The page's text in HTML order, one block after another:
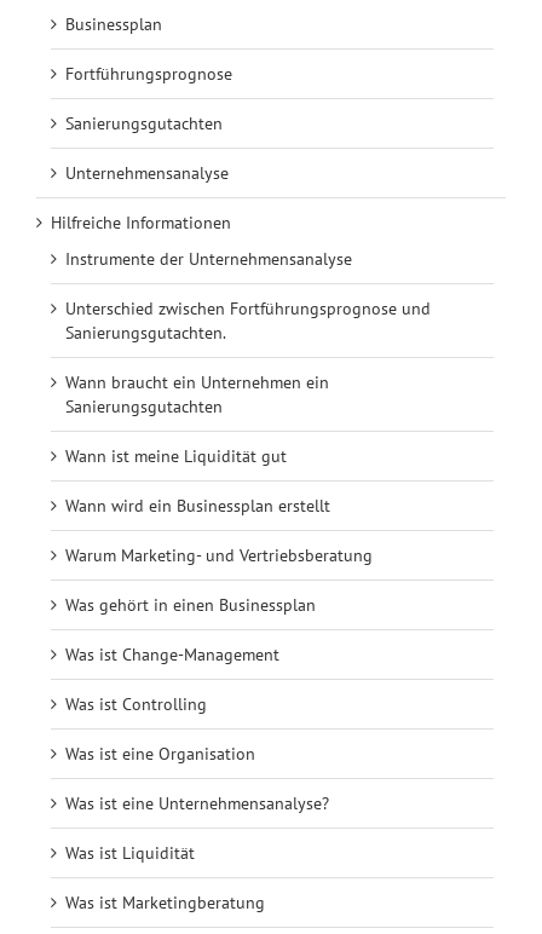
Businessplan
Fortführungsprognose
Sanierungsgutachten
Unternehmensanalyse
Hilfreiche Informationen
Instrumente der Unternehmensanalyse
Unterschied zwischen Fortführungsprognose und
Sanierungsgutachten.
Wann braucht ein Unternehmen ein
Sanierungsgutachten
Wann ist meine Liquidität gut
Wann wird ein Businessplan erstellt
Warum Marketing- und Vertriebsberatung
Was gehört in einen Businessplan
Was ist Change-Management
Was ist Controlling
Was ist eine Organisation
Was ist eine Unternehmensanalyse?
Was ist Liquidität
Was ist Marketingberatung